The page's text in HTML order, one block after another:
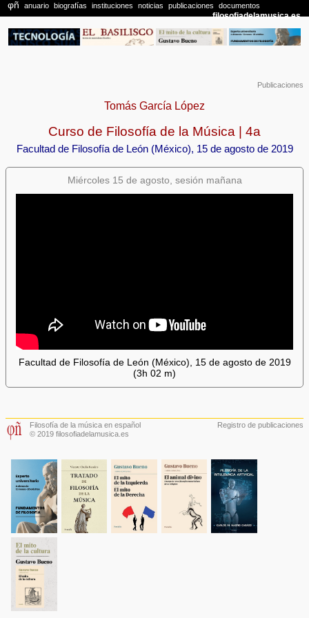
Publicaciones
Tomás García López
Curso de Filosofía de la Música | 4a
Facultad de Filosofía de León (México), 15 de agosto de 2019
Miércoles 15 de agosto, sesión mañana
Facultad de Filosofía de León (México), 15 de agosto de 2019
(3h 02 m)
Filosofía de la música en español
© 2019 filosofiadelamusica.es
Registro de publicaciones